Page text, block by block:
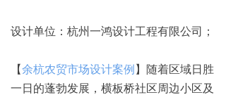
设计单位：杭州一鸿设计工程有限公司；
【余杭农贸市场设计案例 】随着区域日胜
一日的蓬勃发展，横板桥社区周边小区及